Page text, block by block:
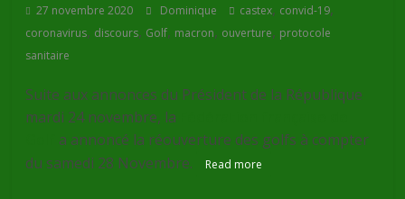
27 novembre 2020 Dominique castex, convid-19,
coronavirus, discours, Golf, macron, ouverture, protocole
sanitaire
Suite aux annonces du Président de la République
mardi 24 novembre, la
a annoncé la réouverture des golfs à compter
du samedi 28 Novembre.
Read more